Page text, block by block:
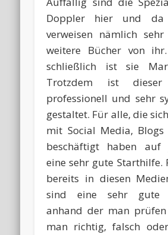
Doppler hier und
verweisen nämlich
weitere Bücher von
schließlich ist sie
Trotzdem ist dieser
professionell und sehr
gestaltet. Für alle, die
mit Social Media, Blogs
beschäftigt haben auf
eine sehr gute Starthilfe.
bereits in diesen
sind eine sehr gute
anhand der man
man richtig, falsch